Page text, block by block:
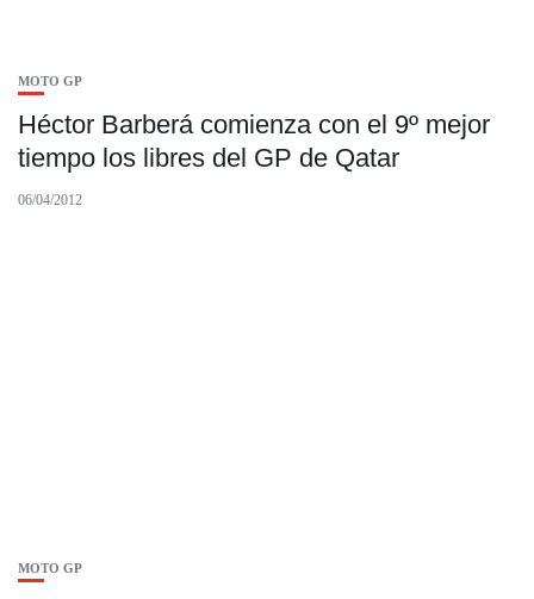
MOTO GP
Héctor Barberá comienza con el 9º mejor
tiempo los libres del GP de Qatar
06/04/2012
MOTO GP